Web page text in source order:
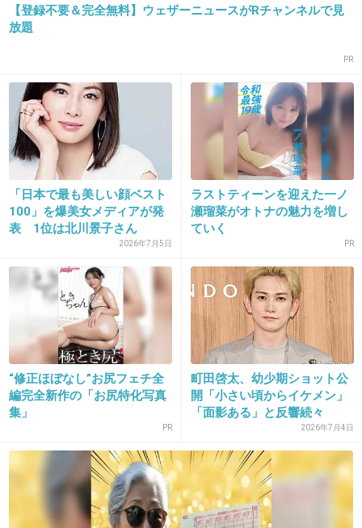
美人だけどオデコの髪の毛が気になる
-7
18. 匿名2019/03/05(火) 17:26:20
髪型がダメなのかな、なんか目がでかいだけで
+230 -17
20. 匿名 2019/03/05(火) 17:27:51
なんでブレてない写真を選ばないの？
+8
2019/03/05(火) 17:28:19
おでこの形的に前髪ある方が可愛くなると思う
【登録不要＆完全無料】ウェザーニュースがRチャンネルで見
放題
PR
「日本で最も美しい顔ベスト
100」を爆美女メディアが発
表 1位は北川景子さん
2026年7月5日
ラストティーンを迎えた一ノ
瀬瑠菜がオトナの魅力を増し
ていく
PR
“修正ほぼなし”お尻フェチ全
編完全新作の「お尻特化写真
集」
PR
町田啓太、幼少期ショット公
開「小さい頃からイケメン」
「面影ある」と反響続々
2026年7月4日